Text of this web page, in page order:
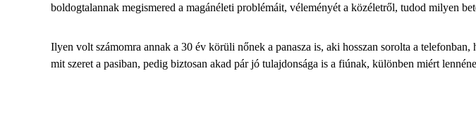
boldogtalannak megismered a magánéleti problémáit, véleményét a közéletről, tudod milyen
Ilyen volt számomra annak a 30 év körüli nőnek a panasza is, aki hosszan sorolta a
mit szeret a pasiban, pedig biztosan akad pár jó tulajdonsága is a fiúnak, különben miért